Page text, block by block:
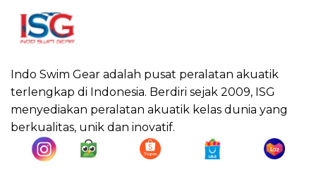
Indo Swim Gear adalah pusat peralatan akuatik
terlengkap di Indonesia. Berdiri sejak 2009, ISG
menyediakan peralatan akuatik kelas dunia yang
berkualitas, unik dan inovatif.